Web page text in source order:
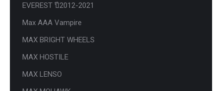
EVEREST ปี2012-2021
Max AAA Vampire
MAX BRIGHT WHEELS
MAX HOSTILE
MAX LENSO